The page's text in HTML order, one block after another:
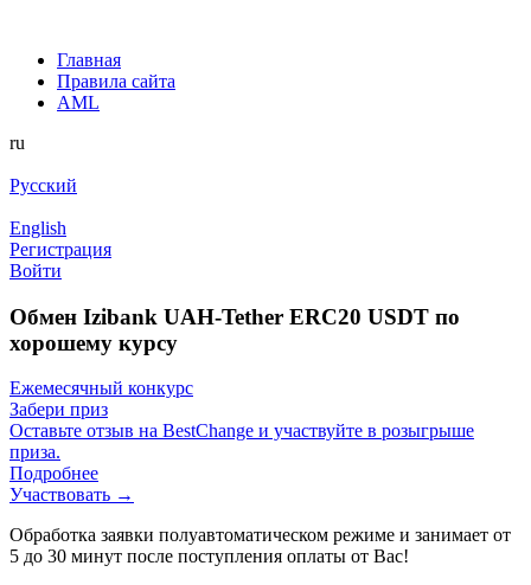
Главная
Правила сайта
AML
ru
Русский
English
Регистрация
Войти
Обмен Izibank UAH-Tether ERC20 USDT по
хорошему курсу
Ежемесячный конкурс
Забери приз
Оставьте отзыв на BestChange и участвуйте в розыгрыше
приза.
Подробнее
Участвовать →
Обработка заявки полуавтоматическом режиме и занимает от
5 до 30 минут после поступления оплаты от Вас!